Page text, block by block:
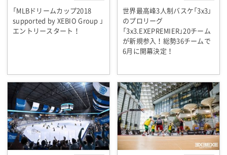
「MLBドリームカップ2018
supported by XEBIO Group 」
エントリースタート！
世界最高峰3人制バスケ「3x3」
のプロリーグ
「3x3.EXEPREMIER」20チーム
が新規参入！総勢36チームで
6月に開幕決定！